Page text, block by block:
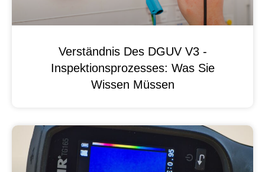
Verständnis Des DGUV V3 -
Inspektionsprozesses: Was Sie
Wissen Müssen